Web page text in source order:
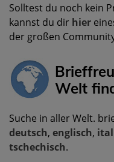
Solltest du noch kein
kannst du dir hier
der großen
Welt
Suche in aller Welt.
deutsch, englisch,
tschechisch.